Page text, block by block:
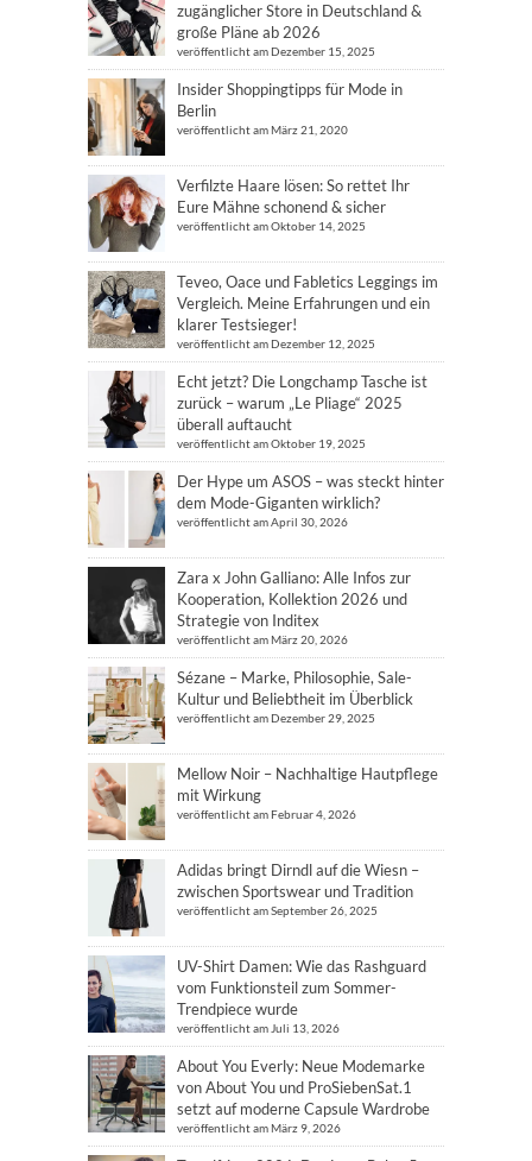
zugänglicher Store in Deutschland &
große Pläne ab 2026
veröffentlicht am Dezember 15, 2025
Insider Shoppingtipps für Mode in
Berlin
veröffentlicht am März 21, 2020
Verfilzte Haare lösen: So rettet Ihr
Eure Mähne schonend & sicher
veröffentlicht am Oktober 14, 2025
Teveo, Oace und Fabletics Leggings im
Vergleich. Meine Erfahrungen und ein
klarer Testsieger!
veröffentlicht am Dezember 12, 2025
Echt jetzt? Die Longchamp Tasche ist
zurück – warum „Le Pliage“ 2025
überall auftaucht
veröffentlicht am Oktober 19, 2025
Der Hype um ASOS – was steckt hinter
dem Mode-Giganten wirklich?
veröffentlicht am April 30, 2026
Zara x John Galliano: Alle Infos zur
Kooperation, Kollektion 2026 und
Strategie von Inditex
veröffentlicht am März 20, 2026
Sézane – Marke, Philosophie, Sale-
Kultur und Beliebtheit im Überblick
veröffentlicht am Dezember 29, 2025
Mellow Noir – Nachhaltige Hautpflege
mit Wirkung
veröffentlicht am Februar 4, 2026
Adidas bringt Dirndl auf die Wiesn –
zwischen Sportswear und Tradition
veröffentlicht am September 26, 2025
UV-Shirt Damen: Wie das Rashguard
vom Funktionsteil zum Sommer-
Trendpiece wurde
veröffentlicht am Juli 13, 2026
About You Everly: Neue Modemarke
von About You und ProSiebenSat.1
setzt auf moderne Capsule Wardrobe
veröffentlicht am März 9, 2026